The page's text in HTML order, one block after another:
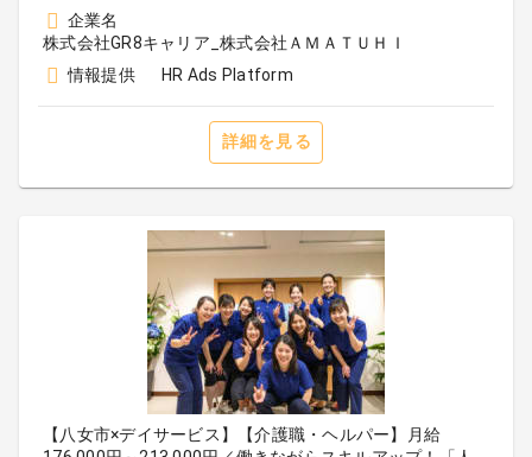
企業名
株式会社GR8キャリア_株式会社ＡＭＡＴＵＨＩ
情報提供
HR Ads Platform
詳細を見る
【八女市×デイサービス】【介護職・ヘルパー】月給